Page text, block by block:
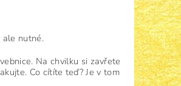
ale nutné.
Na chvilku si zavřete
Co cítíte teď? Je v tom